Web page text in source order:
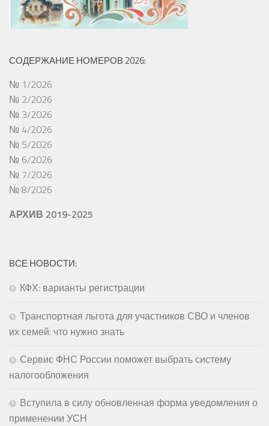
СОДЕРЖАНИЕ НОМЕРОВ 2026:
№ 1/2026
№ 2/2026
№ 3/2026
№ 4/2026
№ 5/2026
№ 6/2026
№ 7/2026
№ 8/2026
АРХИВ 2019-2025
ВСЕ НОВОСТИ:
КФХ: варианты регистрации
Транспортная льгота для участников СВО и членов
их семей: что нужно знать
Сервис ФНС России поможет выбрать систему
налогообложения
Вступила в силу обновленная форма уведомления о
применении УСН